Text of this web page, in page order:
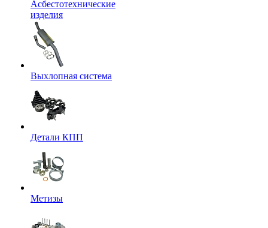
Асбестотехнические
изделия
Выхлопная система
Детали КПП
Метизы